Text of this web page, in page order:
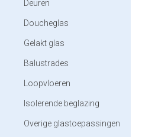
Deuren
Doucheglas
Gelakt glas
Balustrades
Loopvloeren
Isolerende beglazing
Overige glastoepassingen